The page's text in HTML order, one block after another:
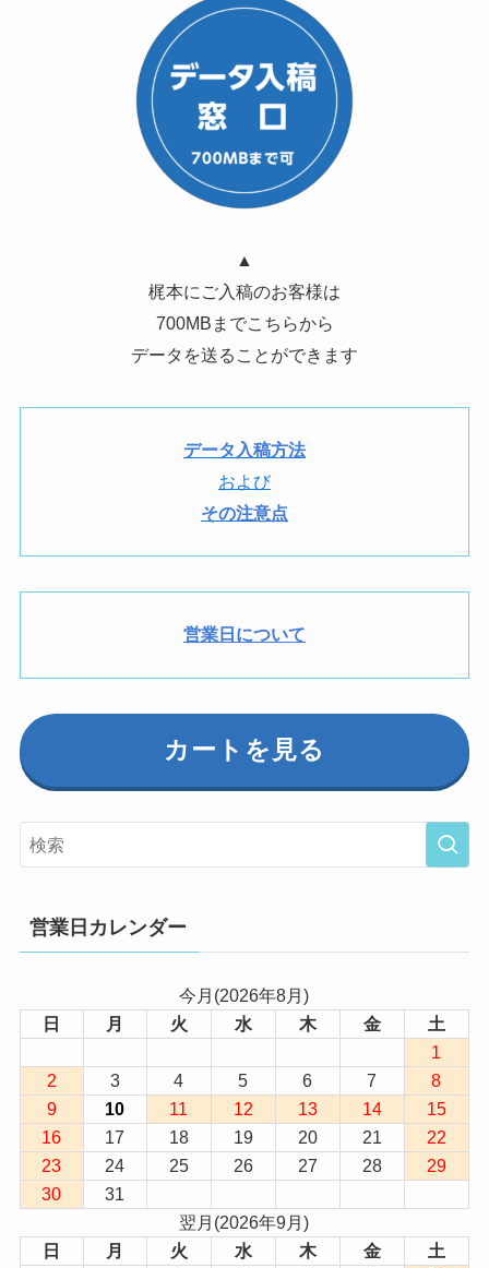
▲
梶本にご入稿のお客様は
700MBまでこちらから
データを送ることができます
データ入稿方法
および
その注意点
営業日について
カートを見る
営業日カレンダー
今月(2026年8月)
日
月 火 水 木 金
土
1
2
3 4 5 6 7
8
9
10 11 12 13 14
15
16
17 18 19 20 21
22
23
24 25 26 27 28
29
30
31
翌月(2026年9月)
日
月 火 水 木 金
土